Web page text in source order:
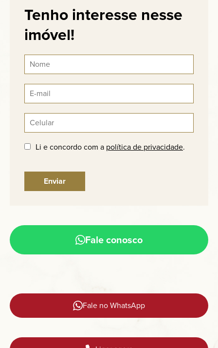
Tenho interesse nesse
imóvel!
Li e concordo com a política de privacidade.
Fale conosco
Fale no WhatsApp